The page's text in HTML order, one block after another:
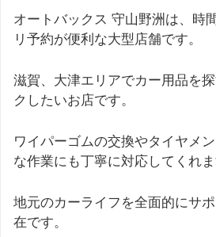
オートバックス 守山野洲は、時
リ予約が便利な大型店舗です。
滋賀、大津エリアでカー用品を
クしたいお店です。
ワイパーゴムの交換やタイヤメ
な作業にも丁寧に対応してくれま
地元のカーライフを全面的にサ
在です。